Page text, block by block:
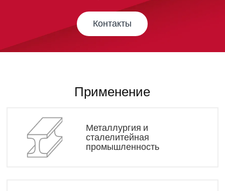
Контакты
Применение
Металлургия и
сталелитейная
промышленность